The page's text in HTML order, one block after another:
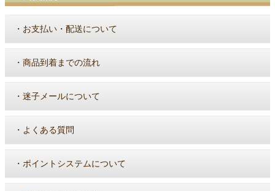
・ お支払い・配送について
・ 商品到着までの流れ
・ 迷子メールについて
・ よくある質問
・ ポイントシステムについて